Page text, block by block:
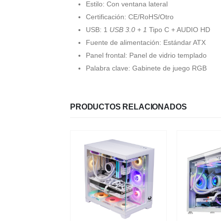
Estilo: Con ventana lateral
Certificación: CE/RoHS/Otro
USB: 1 USB 3.0 + 1 Tipo C + AUDIO HD
Fuente de alimentación: Estándar ATX
Panel frontal: Panel de vidrio templado
Palabra clave: Gabinete de juego RGB
PRODUCTOS RELACIONADOS